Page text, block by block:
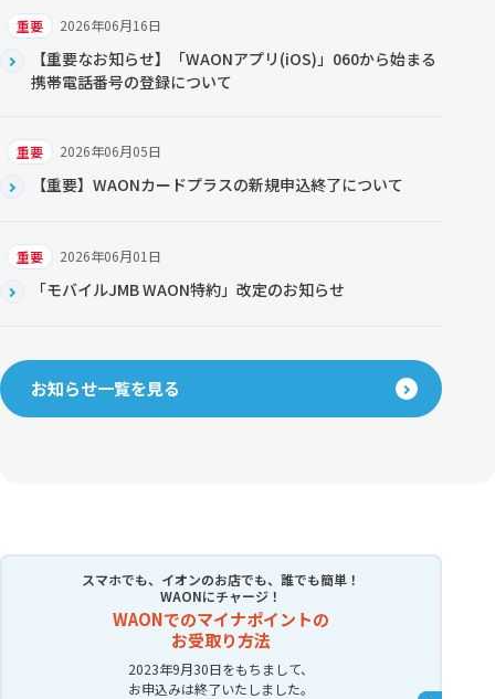
2026年06月16日
重要
【重要なお知らせ】「WAONアプリ(iOS)」060から始まる
携帯電話番号の登録について
2026年06月05日
重要
【重要】WAONカードプラスの新規申込終了について
2026年06月01日
重要
「モバイルJMB WAON特約」改定のお知らせ
お知らせ一覧を見る
スマホでも、イオンのお店でも、誰でも簡単！
WAONにチャージ！
WAONでのマイナポイントの
お受取り方法
2023年9月30日をもちまして、
お申込みは終了いたしました。